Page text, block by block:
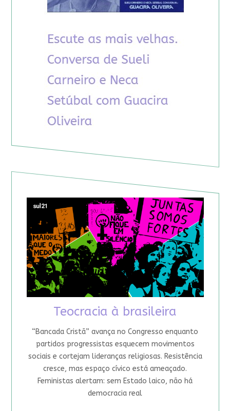
Teocracia à brasileira
“Bancada Cristã” avança no Congresso enquanto
partidos progressistas esquecem movimentos
sociais e cortejam lideranças religiosas. Resistência
cresce, mas espaço cívico está ameaçado.
Feministas alertam: sem Estado laico, não há
democracia real